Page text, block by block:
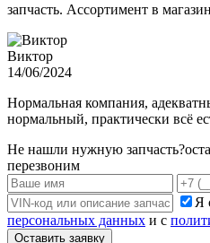
запчасть. Ассортимент в
Виктор
14/06/2024
Нормальная компания,
нормальный, практически всё
Не нашли нужную запчасть?
перезвоним
Я
персональных данных и с
Оставить заявку